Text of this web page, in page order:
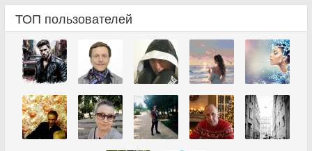
ТОП пользователей